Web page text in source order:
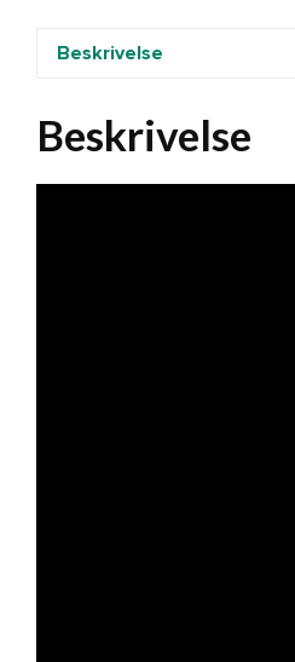
Beskrivelse
Beskrivelse